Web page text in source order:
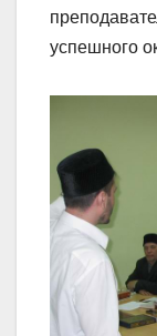
успешного